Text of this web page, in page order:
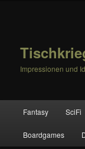
Impressionen und
Fantasy SciFi
Boardgames